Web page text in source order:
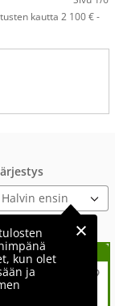
kautta 2 100 € -
kun olet
ja
Ford